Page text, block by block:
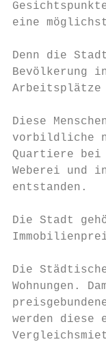
eine
Denn die
Bevölkerung
Arbeitsplätze
Diese
vorbildliche
Quartiere bei
Weberei und
entstanden.
Die Stadt
Die
Wohnungen.
werden diese